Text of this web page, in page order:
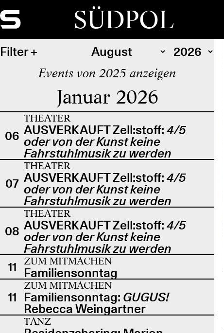
SÜDPOL
Filter
Events von 2025 anzeigen
Januar 2026
06
THEATER
AUSVERKAUFT Zell:stoff: 4/5
oder von der Kunst keine
Fahrstuhlmusik zu werden
07
THEATER
AUSVERKAUFT Zell:stoff: 4/5
oder von der Kunst keine
Fahrstuhlmusik zu werden
08
THEATER
AUSVERKAUFT Zell:stoff: 4/5
oder von der Kunst keine
Fahrstuhlmusik zu werden
11
ZUM MITMACHEN
Familiensonntag
11
ZUM MITMACHEN
Familiensonntag: GUGUS!
Rebecca Weingartner
TANZ